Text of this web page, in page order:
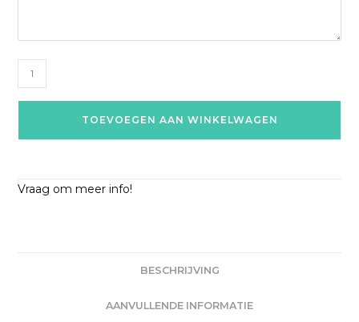
TOEVOEGEN AAN WINKELWAGEN
Vraag om meer info!
BESCHRIJVING
AANVULLENDE INFORMATIE